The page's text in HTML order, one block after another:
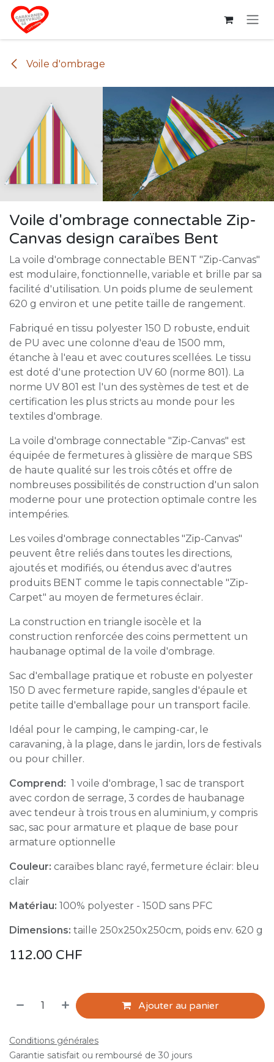
Se rendre au contenu
Voile d'ombrage
Voile d'ombrage connectable Zip-
Canvas design caraïbes Bent
La voile d'ombrage connectable BENT "Zip-Canvas"
est modulaire, fonctionnelle, variable et brille par sa
facilité d'utilisation. Un poids plume de seulement
620 g environ et une petite taille de rangement.
Fabriqué en tissu polyester 150 D robuste, enduit
de PU avec une colonne d'eau de 1500 mm,
étanche à l'eau et avec coutures scellées. Le tissu
est doté d'une protection UV 60 (norme 801). La
norme UV 801 est l'un des systèmes de test et de
certification les plus stricts au monde pour les
textiles d'ombrage.
La voile d'ombrage connectable "Zip-Canvas" est
équipée de fermetures à glissière de marque SBS
de haute qualité sur les trois côtés et offre de
nombreuses possibilités de construction d'un salon
moderne pour une protection optimale contre les
intempéries.
Les voiles d'ombrage connectables "Zip-Canvas"
peuvent être reliés dans toutes les directions,
ajoutés et modifiés, ou étendus avec d'autres
produits BENT comme le tapis connectable "Zip-
Carpet" au moyen de fermetures éclair.
La construction en triangle isocèle et la
construction renforcée des coins permettent un
haubanage optimal de la voile d'ombrage.
Sac d'emballage pratique et robuste en polyester
150 D avec fermeture rapide, sangles d'épaule et
petite taille d'emballage pour un transport facile.
Idéal pour le camping, le camping-car, le
caravaning, à la plage, dans le jardin, lors de festivals
ou pour chiller.
Comprend: 1 voile d'ombrage, 1 sac de transport
avec cordon de serrage, 3 cordes de haubanage
avec tendeur à trois trous en aluminium, y compris
sac, sac pour armature et plaque de base pour
armature optionnelle
Couleur: caraïbes blanc rayé, fermeture éclair: bleu
clair
Matériau: 100% polyester - 150D sans PFC
Dimensions: taille 250x250x250cm, poids env. 620 g
112.00 CHF
Ajouter au panier
Conditions générales
Garantie satisfait ou remboursé de 30 jours